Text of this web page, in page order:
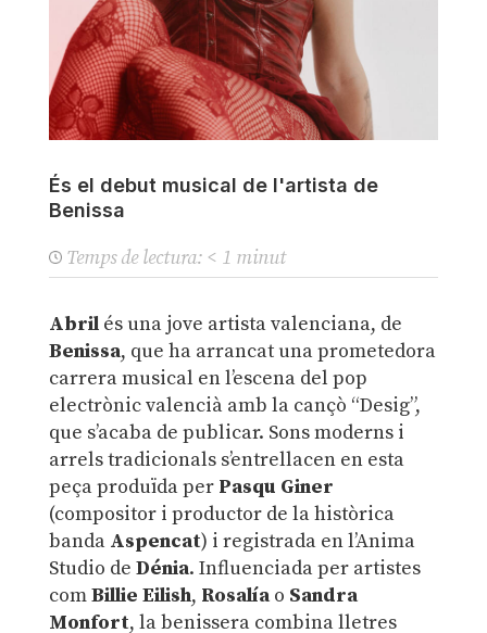
És el debut musical de l'artista de
Benissa
Temps de lectura: < 1 minut
Abrilés una jove artista valenciana, de
Benissa, que ha arrancat una prometedora
carrera musical en l’escena del pop
electrònic valencià amb la cançò “Desig”,
que s’acaba de publicar. Sons moderns i
arrels tradicionals s’entrellacen en esta
peça produïda per Pasqu Giner
(compositor i productor de la històrica
banda Aspencat) i registrada en l’Anima
Studio de Dénia. Influenciada per artistes
comBillie Eilish, Rosalíao Sandra
Monfort, la benissera combina lletres